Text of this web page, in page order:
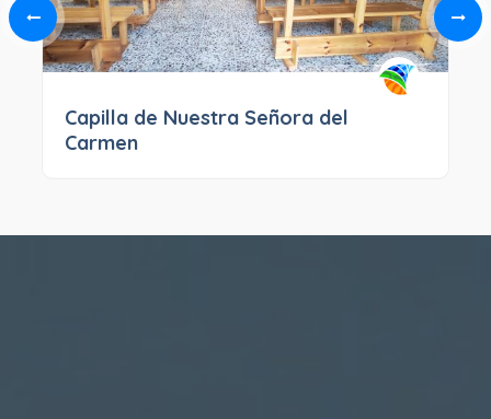
Capilla de Nuestra Señora del
Carmen